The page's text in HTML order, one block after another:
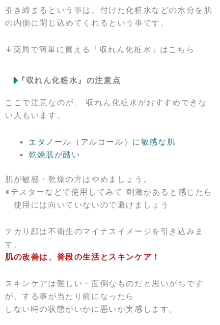
引き締まるという事は、付けた化粧水などの水分を肌
の内側に閉じ込めてくれるという事です。
↓薬局で簡単に買える「収れん化粧水」はこちら
『収れん化粧水』の注意点
ここで注意なのが、 収れん化粧水がおすすめできな
い人もいます。
エタノール（アルコール）に敏感な肌
乾燥肌が酷い
肌が敏感・乾燥の方はやめましょう。
※テスターなどで使用してみて 刺激があると感じたら
使用には向いていないので避けましょう
テカり顔は不衛生のマイナスイメージを引き込みま
す。
肌の改善は、普段の生活とスキンケア！
スキンケアは難しい・面倒なものだと思いがちです
が、する事が当たり前になったら
しない時の状態がいかに悪いか実感します。